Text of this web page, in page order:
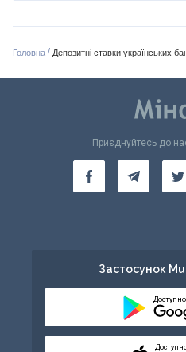
Головна / Депозитні ставки українських
Приєднуйтесь до
Застосунок